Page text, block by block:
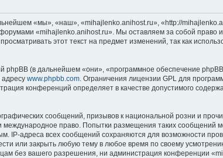
«мы», «наш», «mihajlenko.anihost.ru», «http://
«mihajlenko.anihost.ru». Мы оставляем за собой право
этот текст на предмет изменений, так как
(в дальнейшем «они», «программное обеспечение
www.phpbb.com. Ограничения лицензии GPL для
конференций определяет в качестве допустимого
сообщений, призывов к национальной розни и
право. Попытки размещения таких сообщений
IP-адреса всех сообщений сохраняются для возможности
или закрыть любую тему в любое время по своему
без вашего разрешения, ни администрация конференции